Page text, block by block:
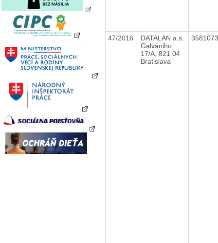
47/2016
DATALAN a.s.
Galvániho
17/A, 821 04
Bratislava